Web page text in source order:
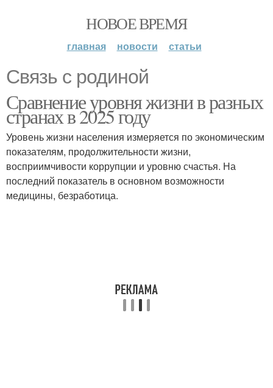
НОВОЕ ВРЕМЯ
главная новости статьи
Связь с родиной
Сравнение уровня жизни в разных
странах в 2025 году
Уровень жизни населения измеряется по экономическим
показателям, продолжительности жизни,
восприимчивости коррупции и уровню счастья. На
последний показатель в основном возможности
медицины, безработица.